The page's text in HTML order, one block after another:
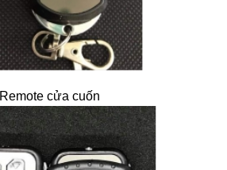
Remote cửa cuốn